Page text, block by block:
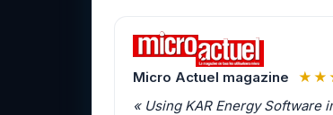
Micro Actuel magazine
« Using KAR Energy